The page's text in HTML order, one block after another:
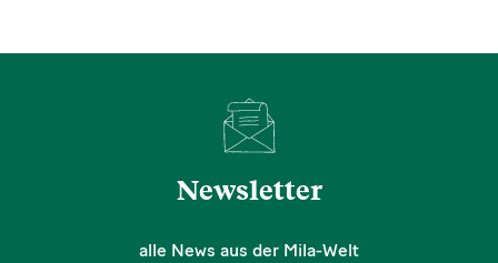
Newsletter
alle News aus der Mila-Welt